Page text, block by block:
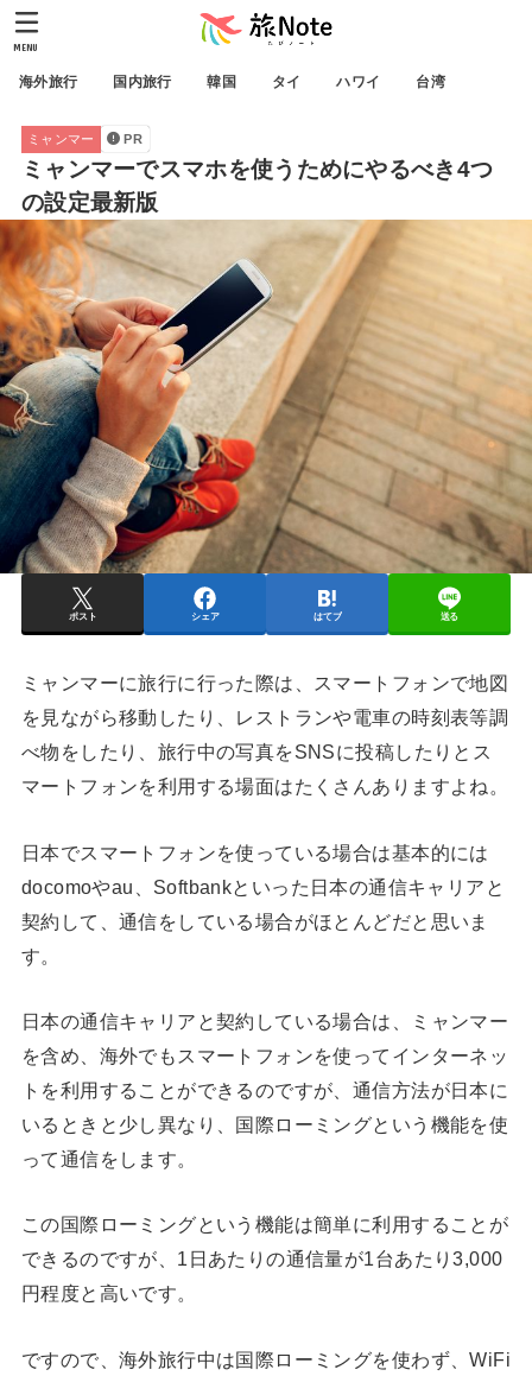
海外旅行 国内旅行 韓国 タイ ハワイ 台湾
MENU
ミャンマー PR
ミャンマーでスマホを使うためにやるべき4つ
の設定最新版
ポスト シェア はてブ 送る
ミャンマーに旅行に行った際は、スマートフォンで地図
を見ながら移動したり、レストランや電車の時刻表等調
べ物をしたり、旅行中の写真をSNSに投稿したりとス
マートフォンを利用する場面はたくさんありますよね。
日本でスマートフォンを使っている場合は基本的には
docomoやau、Softbankといった日本の通信キャリアと
契約して、通信をしている場合がほとんどだと思いま
す。
日本の通信キャリアと契約している場合は、ミャンマー
を含め、海外でもスマートフォンを使ってインターネッ
トを利用することができるのですが、通信方法が日本に
いるときと少し異なり、国際ローミングという機能を使
って通信をします。
この国際ローミングという機能は簡単に利用することが
できるのですが、1日あたりの通信量が1台あたり3,000
円程度と高いです。
ですので、海外旅行中は国際ローミングを使わず、WiFi